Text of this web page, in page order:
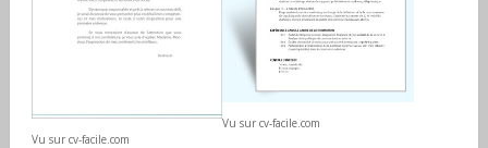
Vu sur cv-facile.com
Vu sur cv-facile.com